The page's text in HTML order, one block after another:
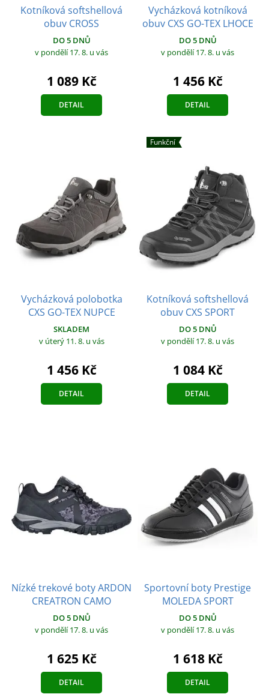
Kotníková softshellová
obuv CROSS
DO 5 DNŮ
v pondělí 17. 8. u vás
1 089 Kč
DETAIL
Vycházková kotníková
obuv CXS GO-TEX LHOCE
DO 5 DNŮ
v pondělí 17. 8. u vás
1 456 Kč
DETAIL
Vycházková polobotka
CXS GO-TEX NUPCE
SKLADEM
v úterý 11. 8. u vás
1 456 Kč
DETAIL
Funkční
Kotníková softshellová
obuv CXS SPORT
DO 5 DNŮ
v pondělí 17. 8. u vás
1 084 Kč
DETAIL
Nízké trekové boty ARDON
CREATRON CAMO
DO 5 DNŮ
v pondělí 17. 8. u vás
1 625 Kč
DETAIL
Sportovní boty Prestige
MOLEDA SPORT
DO 5 DNŮ
v pondělí 17. 8. u vás
1 618 Kč
DETAIL